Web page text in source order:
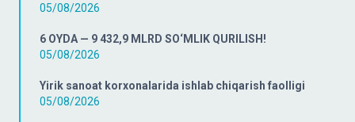
05/08/2026
6 OYDA — 9 432,9 MLRD SO‘MLIK QURILISH!
05/08/2026
Yirik sanoat korxonalarida ishlab chiqarish faolligi
05/08/2026